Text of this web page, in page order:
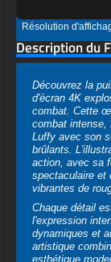
Découvrez la
d'écran 4K
combat. Cette
combat intense,
Luffy avec son
action, avec sa
spectaculaire et
vibrantes de
Chaque détail
l'expression
dynamiques et
artistique
esthétique
l'intensité des
Disponible en
haute qualité,
appareils. Les
résolutions Ultra